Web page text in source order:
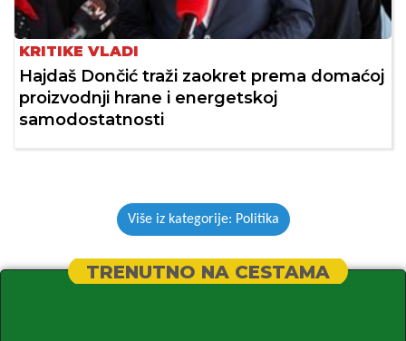
KRITIKE VLADI
Hajdaš Dončić traži zaokret prema domaćoj
proizvodnji hrane i energetskoj
samodostatnosti
Više iz kategorije: Politika
TRENUTNO NA CESTAMA